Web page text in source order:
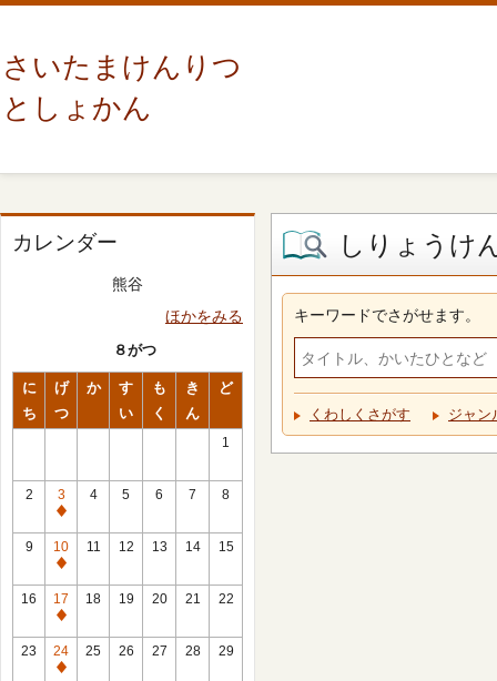
さいたまけんりつ
としょかん
カレンダー
熊谷
ほかをみる
８がつ
に
ち
げ
つ
か
す
い
も
く
き
ん
ど
1
2
3
休
館
日
4 5 6 7 8
9
10
休
館
日
11 12 13 14 15
16
17
休
館
日
18 19 20 21 22
23
24
休
25 26 27 28 29
しりょうけ
キーワードでさがせます。
くわしくさがす ジャン